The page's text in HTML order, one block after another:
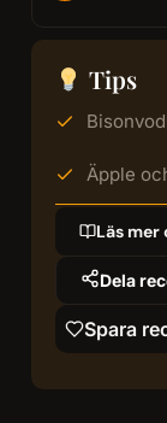
Tips
Äpple
Läs mer
Dela
Spara